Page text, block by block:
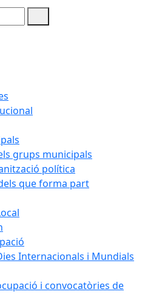
grups municipals
política
que forma part
Internacionals i Mundials
i convocatòries de